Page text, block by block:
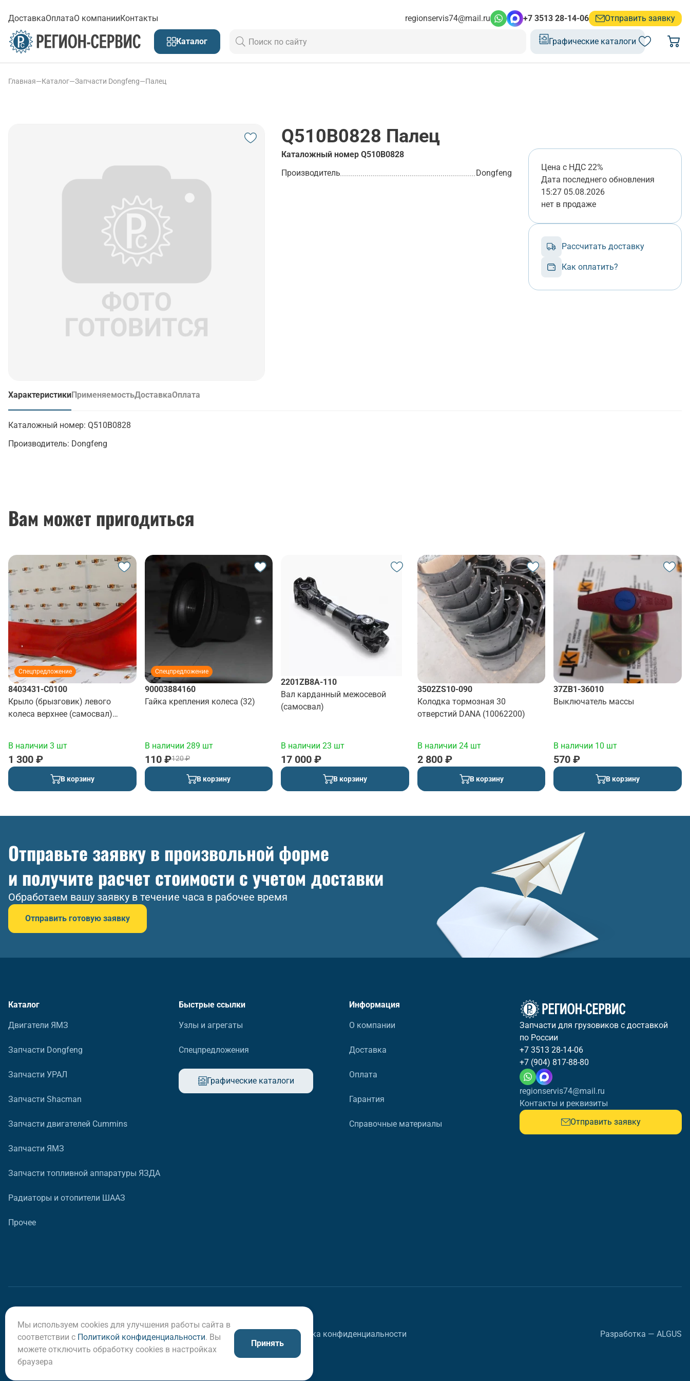
ДоставкаОплатаО компанииКонтакты regionservis74@mail.ru +7 3513 28-14-06 Отправить заявку
Каталог Графические каталоги
Главная—Каталог—Запчасти Dongfeng—Палец
Q510B0828 Палец
Каталожный номер Q510B0828
Производитель
Dongfeng
Цена с НДС 22%
Дата последнего обновления
15:27 05.08.2026
нет в продаже
Рассчитать доставку
Как оплатить?
Характеристики
(активная вкладка)
ПрименяемостьДоставкаОплата
Каталожный номер: Q510B0828
Производитель: Dongfeng
Вам может пригодиться
Спецпредложение
8403431-C0100
Крыло (брызговик) левого
колеса верхнее (самосвал)
В наличии 3 шт
1 300 ₽
В корзину
Спецпредложение
90003884160
Гайка крепления колеса (32)
В наличии 289 шт
120 ₽
110 ₽
В корзину
2201ZB8A-110
Вал карданный межосевой
(самосвал)
В наличии 23 шт
17 000 ₽
В корзину
3502ZS10-090
Колодка тормозная 30
отверстий DANA (10062200)
В наличии 24 шт
2 800 ₽
В корзину
37ZB1-36010
Выключатель массы
В наличии 10 шт
570 ₽
В корзину
Отправьте заявку в произвольной форме
и получите расчет стоимости с учетом доставки
Обработаем вашу заявку в течение часа в рабочее время
Отправить готовую заявку
Каталог
Двигатели ЯМЗ
Запчасти Dongfeng
Запчасти УРАЛ
Запчасти Shacman
Запчасти двигателей Cummins
Запчасти ЯМЗ
Запчасти топливной аппаратуры ЯЗДА
Радиаторы и отопители ШААЗ
Прочее
Быстрые ссылки
Узлы и агрегаты
Спецпредложения
Графические каталоги
Информация
О компании
Доставка
Оплата
Гарантия
Справочные материалы
Запчасти для грузовиков с доставкой
по России
+7 3513 28-14-06
+7 (904) 817-88-80
regionservis74@mail.ru
Контакты и реквизиты
Отправить заявку
© ООО «Регион-Сервис», 2026 Политика конфиденциальности Разработка — ALGUS
Мы используем cookies для улучшения работы сайта в
соответствии с Политикой конфиденциальности. Вы
можете отключить обработку cookies в настройках
браузера
Принять